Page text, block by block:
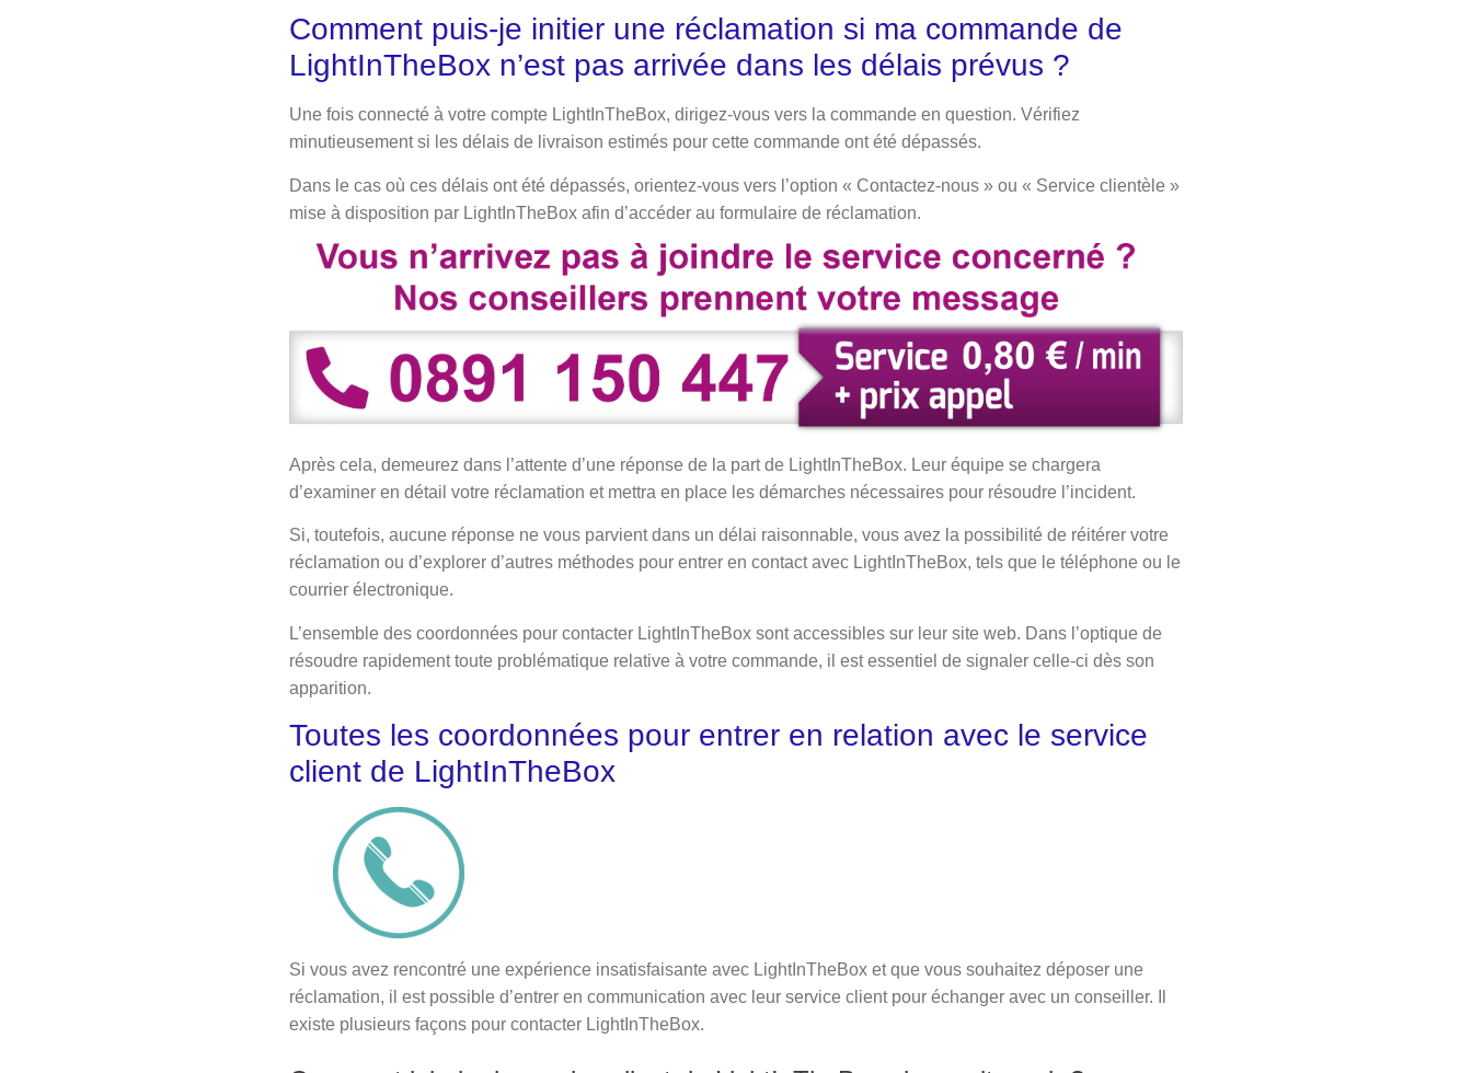
Comment puis-je initier une réclamation si ma commande de
LightInTheBox n’est pas arrivée dans les délais prévus ?
Une fois connecté à votre compte LightInTheBox, dirigez-vous vers la commande en question. Vérifiez
minutieusement si les délais de livraison estimés pour cette commande ont été dépassés.
Dans le cas où ces délais ont été dépassés, orientez-vous vers l’option « Contactez-nous » ou « Service clientèle »
mise à disposition par LightInTheBox afin d’accéder au formulaire de réclamation.
Après cela, demeurez dans l’attente d’une réponse de la part de LightInTheBox. Leur équipe se chargera
d’examiner en détail votre réclamation et mettra en place les démarches nécessaires pour résoudre l’incident.
Si, toutefois, aucune réponse ne vous parvient dans un délai raisonnable, vous avez la possibilité de réitérer votre
réclamation ou d’explorer d’autres méthodes pour entrer en contact avec LightInTheBox, tels que le téléphone ou le
courrier électronique.
L’ensemble des coordonnées pour contacter LightInTheBox sont accessibles sur leur site web. Dans l’optique de
résoudre rapidement toute problématique relative à votre commande, il est essentiel de signaler celle-ci dès son
apparition.
Toutes les coordonnées pour entrer en relation avec le service
client de LightInTheBox
Si vous avez rencontré une expérience insatisfaisante avec LightInTheBox et que vous souhaitez déposer une
réclamation, il est possible d’entrer en communication avec leur service client pour échanger avec un conseiller. Il
existe plusieurs façons pour contacter LightInTheBox.